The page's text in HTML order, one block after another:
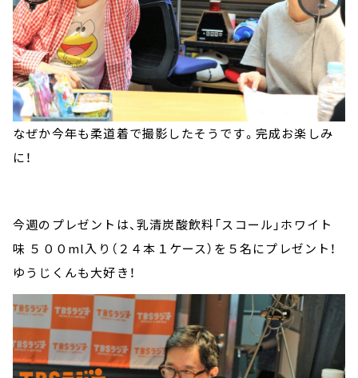
なぜか今年も柔道着で撮影したそうです。完成お楽しみ
に！
今週のプレゼントは、乳清炭酸飲料「スコール」ホワイト
味 ５００ml入り（２４本１ケース）を５名にプレゼント！
ゆうじくんも大好き！